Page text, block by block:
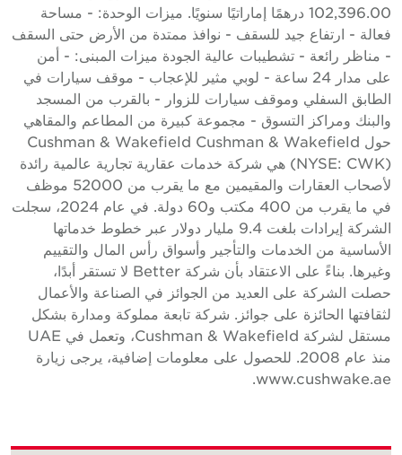
102,396.00 درهمًا إماراتيًا سنويًا. ميزات الوحدة: - مساحة
فعالة - ارتفاع جيد للسقف - نوافذ ممتدة من الأرض حتى السقف
- مناظر رائعة - تشطيبات عالية الجودة ميزات المبنى: - أمن
على مدار 24 ساعة - لوبي مثير للإعجاب - موقف سيارات في
الطابق السفلي وموقف سيارات للزوار - بالقرب من المسجد
والبنك ومراكز التسوق - مجموعة كبيرة من المطاعم والمقاهي
حول Cushman & Wakefield Cushman & Wakefield
(NYSE: CWK) هي شركة خدمات عقارية تجارية عالمية رائدة
لأصحاب العقارات والمقيمين مع ما يقرب من 52000 موظف
في ما يقرب من 400 مكتب و60 دولة. في عام 2024، سجلت
الشركة إيرادات بلغت 9.4 مليار دولار عبر خطوط خدماتها
الأساسية من الخدمات والتأجير وأسواق رأس المال والتقييم
وغيرها. بناءً على الاعتقاد بأن شركة Better لا تستقر أبدًا،
حصلت الشركة على العديد من الجوائز في الصناعة والأعمال
لثقافتها الحائزة على جوائز. شركة تابعة مملوكة ومدارة بشكل
مستقل لشركة Cushman & Wakefield، وتعمل في UAE
منذ عام 2008. للحصول على معلومات إضافية، يرجى زيارة
www.cushwake.ae.